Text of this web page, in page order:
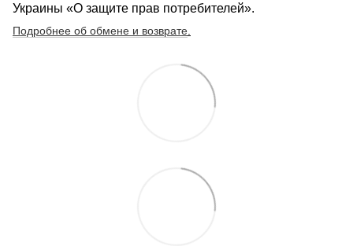
Украины «О защите прав потребителей».
Подробнее об обмене и возврате